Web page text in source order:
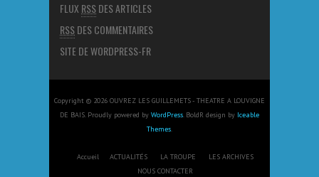
FLUXRSSDES ARTICLES
RSSDES COMMENTAIRES
SITE DE WORDPRESS-FR
Copyright © 2026 OUVREZ LES GUILLEMETS - THEATRE A LOUVIGNE
DE BAIS. Proudly powered by WordPress. BoldR design by Iceable
Themes.
Accueil ACTUALITÉS LA TROUPE
LES ARCHIVES
NOUS CONTACTER